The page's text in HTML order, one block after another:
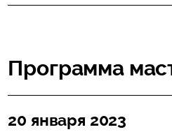
Программа
20 января 2023